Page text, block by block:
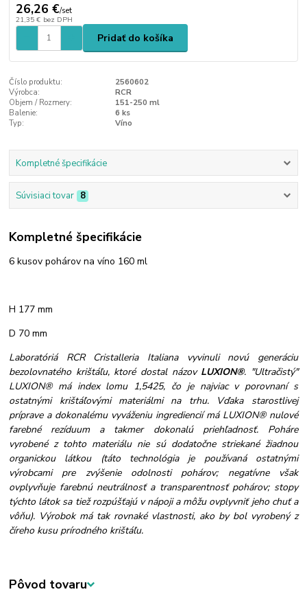
26,26 €/set
21,35 € bez DPH
Pridať do košíka
Číslo produktu:
2560602
Výrobca:
RCR
Objem / Rozmery:
151-250 ml
Balenie:
6 ks
Typ:
Víno
Kompletné špecifikácie
Súvisiaci tovar 8
Kompletné špecifikácie
6 kusov pohárov na víno 160 ml
H 177 mm
D 70 mm
Laboratóriá RCR Cristalleria Italiana vyvinuli novú generáciu
bezolovnatého krištáľu, ktoré dostal názov LUXION®. "Ultračistý"
LUXION® má index lomu 1,5425, čo je najviac v porovnaní s
ostatnými krištáľovými materiálmi na trhu. Vďaka starostlivej
príprave a dokonalému vyváženiu ingrediencií má LUXION® nulové
farebné rezíduum a takmer dokonalú priehľadnosť. Poháre
vyrobené z tohto materiálu nie sú dodatočne striekané žiadnou
organickou látkou (táto technológia je používaná ostatnými
výrobcami pre zvýšenie odolnosti pohárov; negatívne však
ovplyvňuje farebnú neutrálnosť a transparentnosť pohárov; stopy
týchto látok sa tiež rozpúšťajú v nápoji a môžu ovplyvniť jeho chuť a
vôňu). Výrobok má tak rovnaké vlastnosti, ako by bol vyrobený z
číreho kusu prírodného krištáľu.
Pôvod tovaru